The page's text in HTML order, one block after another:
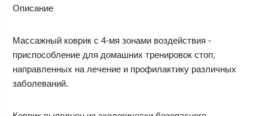
Описание
Массажный коврик с 4-мя зонами воздействия -
приспособление для домашних тренировок стоп,
направленных на лечение и профилактику различных
заболеваний.